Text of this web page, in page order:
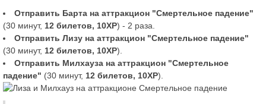
Отправить Барта на аттракцион "Смертельное падение"
(30 минут, 12 билетов, 10XP) - 2 раза.
Отправить Лизу на аттракцион "Смертельное падение"
(30 минут, 12 билетов, 10XP).
Отправить Милхауза на аттракцион "Смертельное
падение" (30 минут, 12 билетов, 10XP).